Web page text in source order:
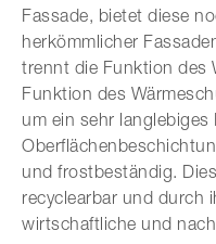
Fassade, bietet diese
herkömmlicher
trennt die Funktion des
Funktion des
um ein sehr langlebiges
und frostbeständig.
recyclearbar und durch
wirtschaftliche und